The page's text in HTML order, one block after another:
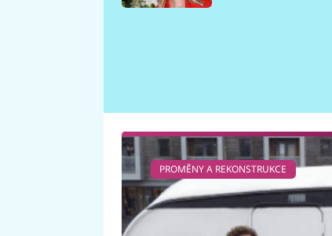
PROMĚNY A REKONSTRUKCE